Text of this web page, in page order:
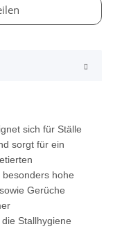
sich für Ställe
sorgt für ein
hohe
Gerüche
Stallhygiene